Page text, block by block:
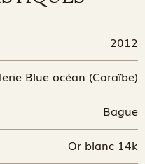
2012
Blue océan (Caraïbe)
Bague
Or blanc 14k